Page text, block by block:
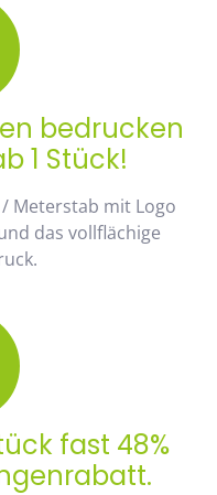
bedrucken
1 Stück!
Meterstab mit Logo
das vollflächige
fast 48%